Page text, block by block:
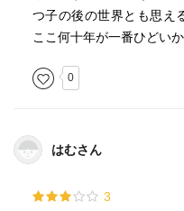
つ子の後の世界とも思え
ここ何十年が一番ひどい
0
はむさん
3